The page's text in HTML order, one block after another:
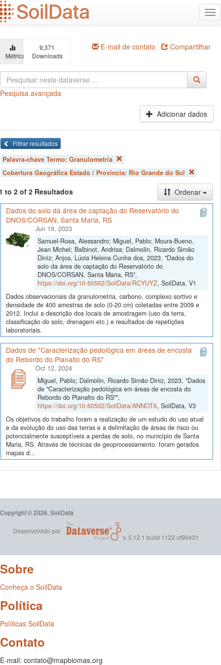
Ir
para
o
principal
Métricas
9,371
Downloads
E-mail de contato Compartilhar
Pesquisa avançada
Adicionar dados
Filtrar resultados
Palavra-chave Termo: Granulometria
Cobertura Geográfica Estado / Província: Rio Grande do Sul
to 2 of 2 Resultados
Ordenar
Dados do solo da área de captação do Reservatório do
DNOS/CORSAN, Santa Maria, RS
Jun 19, 2023
Samuel-Rosa, Alessandro; Miguel, Pablo; Moura-Bueno,
Jean Michel; Balbinot, Andrisa; Dalmolin, Ricardo Simão
Diniz; Anjos, Lúcia Helena Cunha dos, 2023, "Dados do
solo da área de captação do Reservatório do
DNOS/CORSAN, Santa Maria, RS",
https://doi.org/10.60502/SoilData/RCYUYZ, SoilData, V1
Dados observacionais da granulometria, carbono, complexo sortivo e
densidade de 400 amostras de solo (0-20 cm) coletadas entre 2009 e
2012. Inclui a descrição dos locais de amostragem (uso da terra,
classificação do solo, drenagem etc.) e resultados de repetições
laboratoriais.
Dados de "Caracterização pedológica em áreas de encosta
do Rebordo do Planalto do RS"
Oct 12, 2024
Miguel, Pablo; Dalmolin, Ricardo Simão Diniz, 2023, "Dados
de "Caracterização pedológica em áreas de encosta do
Rebordo do Planalto do RS"",
https://doi.org/10.60502/SoilData/ANNOT6, SoilData, V3
Os objetivos do trabalho foram a realização de um estudo do uso atual
e da evolução do uso das terras e a delimitação de áreas de risco ou
potencialmente susceptíveis a perdas de solo, no município de Santa
Maria, RS. Através de técnicas de geoprocessamento. foram gerados
mapas d...
Copyright © 2026, SoilData
Desenvolvido por
v. 5.12.1 build 1122-cf90431
Sobre
Conheça o SoilData
Política
Políticas SoilData
Contato
E-mail: contato@mapbiomas.org